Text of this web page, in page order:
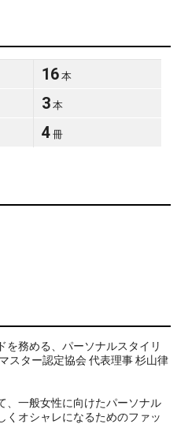
16 本
3 本
4 冊
を務める、パーソナルスタイリ
スター認定協会 代表理事 杉山律
、一般女性に向けたパーソナル
くオシャレになるためのファッ